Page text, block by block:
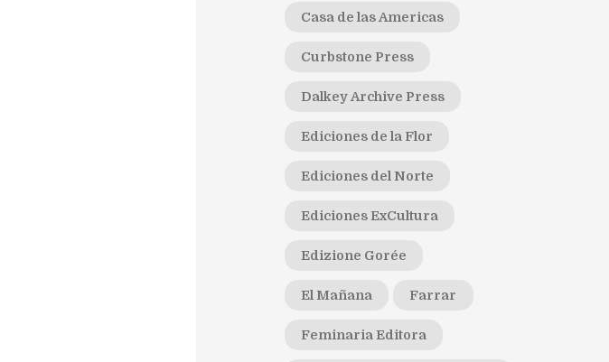
Casa de las Americas
Curbstone Press
Dalkey Archive Press
Ediciones de la Flor
Ediciones del Norte
Ediciones ExCultura
Edizione Gorée
El Mañana Farrar
Feminaria Editora